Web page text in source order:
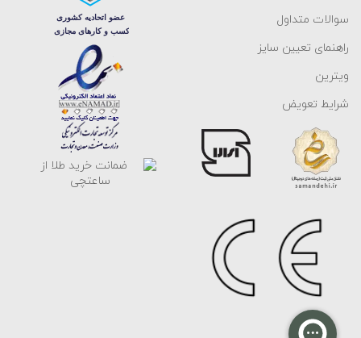
سوالات متداول
راهنمای تعیین سایز
ویترین
شرایط تعویض